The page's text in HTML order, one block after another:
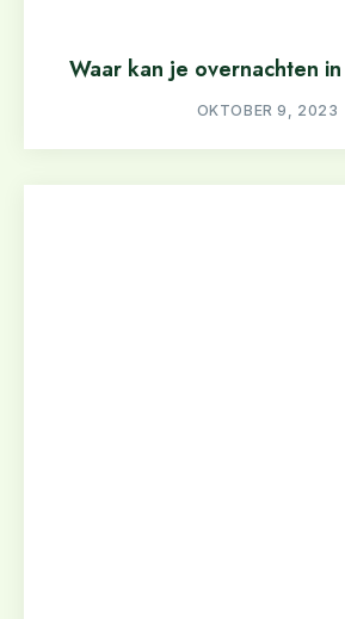
Waar kan je overnachten
OKTOBER 9, 2023